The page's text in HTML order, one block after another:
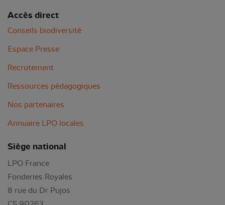
Accès direct
Conseils biodiversité
Espace Presse
Recrutement
Ressources pédagogiques
Nos partenaires
Annuaire LPO locales
Siège national
LPO France
Fonderies Royales
8 rue du Dr Pujos